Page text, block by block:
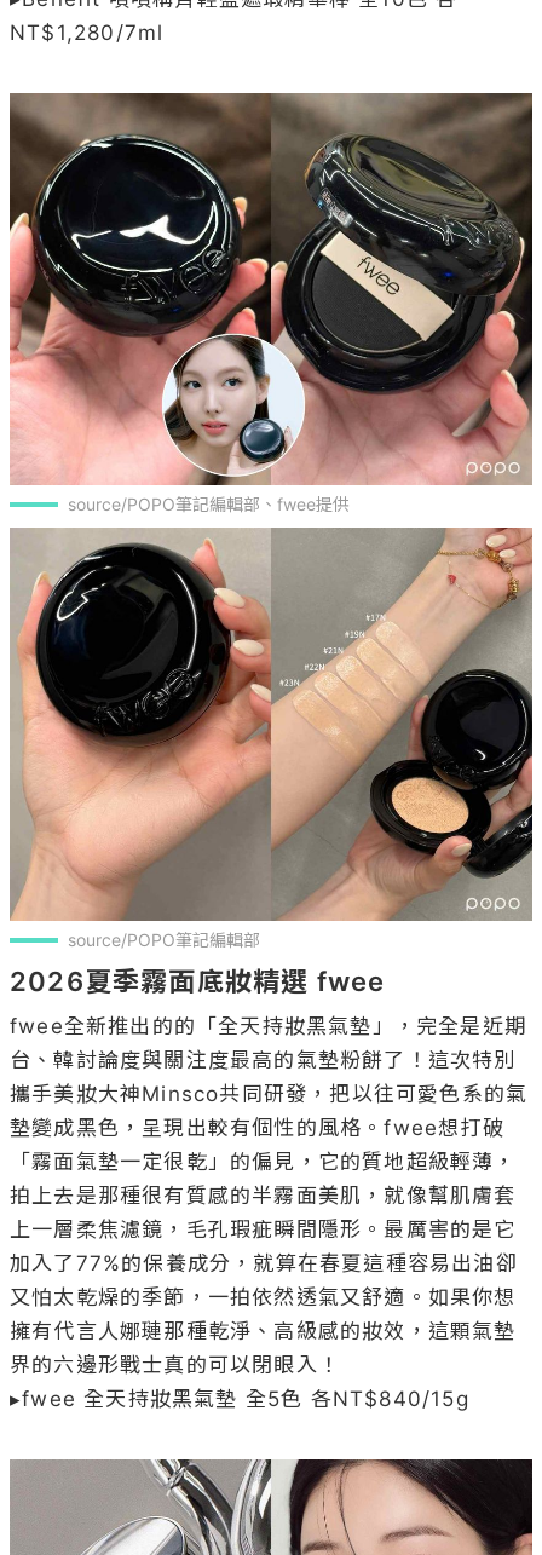
NT$1,280/7ml
source/POPO筆記編輯部、fwee提供
source/POPO筆記編輯部
2026夏季霧面底妝精選 fwee
fwee全新推出的的「全天持妝黑氣墊」，完全是近期
台、韓討論度與關注度最高的氣墊粉餅了！這次特別
攜手美妝大神Minsco共同研發，把以往可愛色系的氣
墊變成黑色，呈現出較有個性的風格。fwee想打破
「霧面氣墊一定很乾」的偏見，它的質地超級輕薄，
拍上去是那種很有質感的半霧面美肌，就像幫肌膚套
上一層柔焦濾鏡，毛孔瑕疵瞬間隱形。最厲害的是它
加入了77%的保養成分，就算在春夏這種容易出油卻
又怕太乾燥的季節，一拍依然透氣又舒適。如果你想
擁有代言人娜璉那種乾淨、高級感的妝效，這顆氣墊
界的六邊形戰士真的可以閉眼入！
▸fwee 全天持妝黑氣墊 全5色 各NT$840/15g